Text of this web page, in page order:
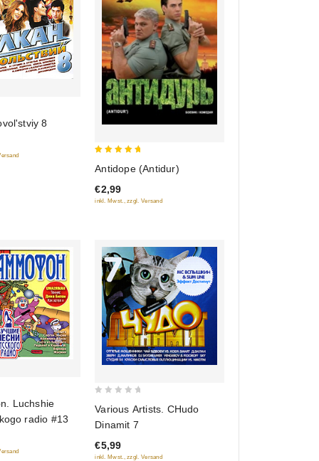
8
out of 5
Antidope (Antidur)
€2,99
inkl. Mwst., zzgl. Versand
Luchshie
radio #13
of
5
Various Artists. CHudo
Dinamit 7
€5,99
inkl. Mwst., zzgl. Versand